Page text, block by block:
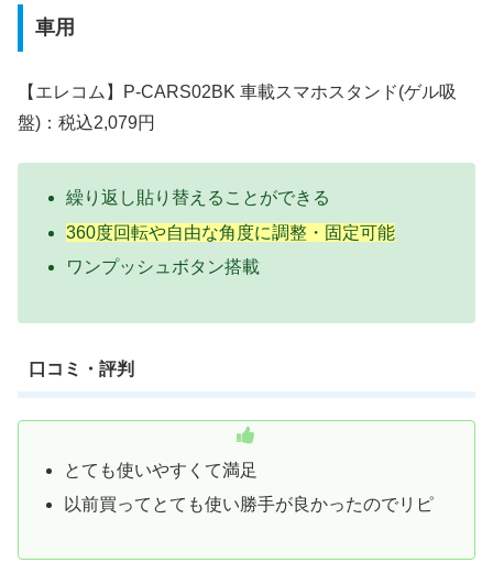
車用
【エレコム】P-CARS02BK 車載スマホスタンド(ゲル吸
盤)：税込2,079円
繰り返し貼り替えることができる
360度回転や自由な角度に調整・固定可能
ワンプッシュボタン搭載
口コミ・評判
とても使いやすくて満足
以前買ってとても使い勝手が良かったのでリピ